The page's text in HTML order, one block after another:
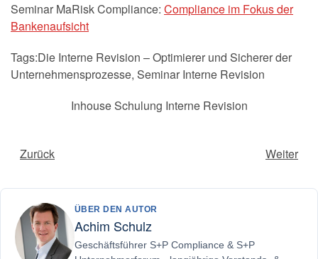
Seminar MaRisk Compliance: Compliance im Fokus der
Bankenaufsicht
Tags:Die Interne Revision – Optimierer und Sicherer der
Unternehmensprozesse, Seminar Interne Revision
Inhouse Schulung Interne Revision
Zurück Weiter
ÜBER DEN AUTOR
Achim Schulz
Geschäftsführer S+P Compliance & S+P